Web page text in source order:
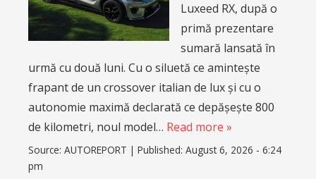
Luxeed RX, după o
primă prezentare
sumară lansată în
urmă cu două luni. Cu o siluetă ce amintește
frapant de un crossover italian de lux și cu o
autonomie maximă declarată ce depășește 800
de kilometri, noul model… Read more »
Source: AUTOREPORT | Published: August 6, 2026 - 6:24
pm